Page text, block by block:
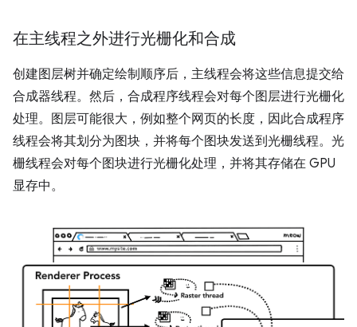
在主线程之外进行光栅化和合成
创建图层树并确定绘制顺序后，主线程会将这些信息提交给
合成器线程。然后，合成程序线程会对每个图层进行光栅化
处理。图层可能很大，例如整个网页的长度，因此合成程序
线程会将其划分为图块，并将每个图块发送到光栅线程。光
栅线程会对每个图块进行光栅化处理，并将其存储在 GPU
显存中。